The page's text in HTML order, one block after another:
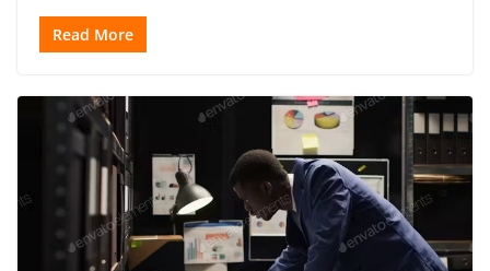
Read More